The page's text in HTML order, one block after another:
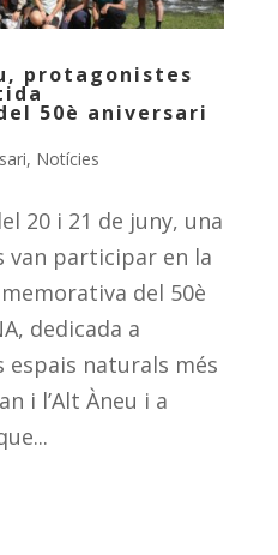
protagonistes
50è aniversari
, Notícies
20 i 21 de juny, una
van participar en la
del 50è
dedicada a
espais naturals més
i l’Alt Àneu i a